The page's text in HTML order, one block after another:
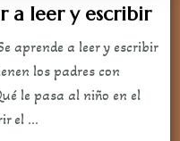
a leer y escribir
aprende a leer y escribir
los padres con
le pasa al niño en el
el …